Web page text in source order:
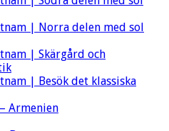
| Norra delen med sol
| Skärgård och
| Besök det klassiska
Armenien